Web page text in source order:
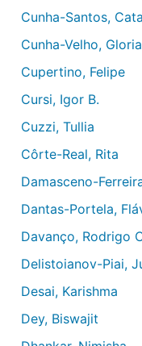
Cunha-Santos,
Cunha-Velho,
Cupertino, Felipe
Cursi, Igor B.
Cuzzi, Tullia
Côrte-Real, Rita
Damasceno-
Dantas-Portela,
Davanço, Rodrigo
Delistoianov-Piai,
Desai, Karishma
Dey, Biswajit